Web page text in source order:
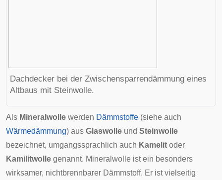
Dachdecker bei der Zwischensparrendämmung eines
Altbaus mit Steinwolle.
Als Mineralwolle werden Dämmstoffe (siehe auch
Wärmedämmung) aus Glaswolle und Steinwolle
bezeichnet, umgangssprachlich auch Kamelit oder
Kamilitwolle genannt. Mineralwolle ist ein besonders
wirksamer, nichtbrennbarer Dämmstoff. Er ist vielseitig